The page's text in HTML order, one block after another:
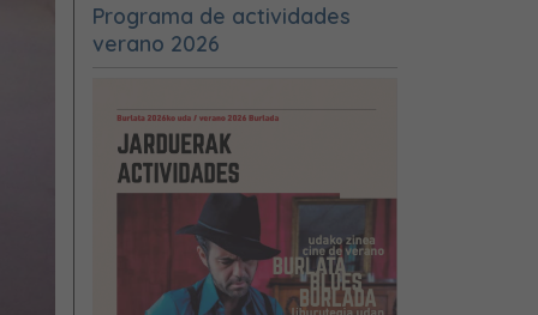
Programa de actividades
verano 2026